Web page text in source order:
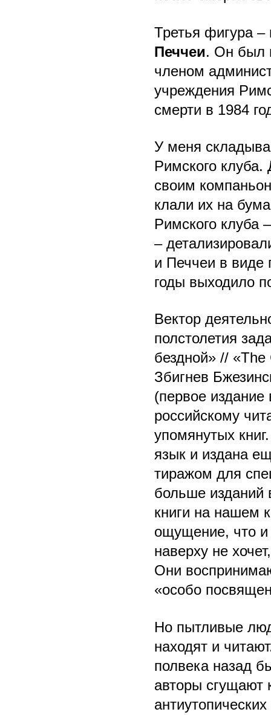
Третья фигура
Печчеи. Он был
членом
учреждения
смерти в 1984
У меня
Римского
своим
клали их на
Римского клуба
–
и Печчеи в виде
годы выходило
Вектор
полстолетия
бездной» // «The
Збигнев
(первое
российскому
упомянутых
язык и издана
тиражом для
больше изданий
книги на нашем
ощущение, что и
наверху не
Они
«особо
Но пытливые
находят и
полвека назад
авторы сгущают